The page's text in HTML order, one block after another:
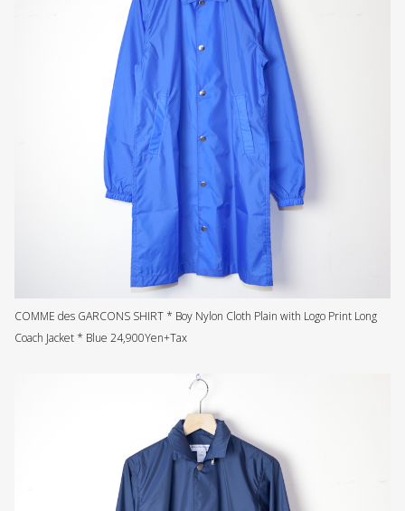
COMME des GARCONS SHIRT * Boy Nylon Cloth Plain with Logo Print Long
Coach Jacket * Blue 24,900Yen+Tax